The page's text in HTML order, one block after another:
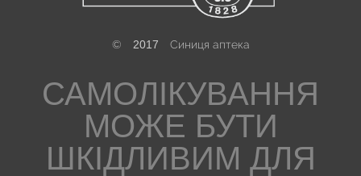
© 2017 Синиця аптека
САМОЛІКУВАННЯ
МОЖЕ БУТИ
ШКІДЛИВИМ ДЛЯ